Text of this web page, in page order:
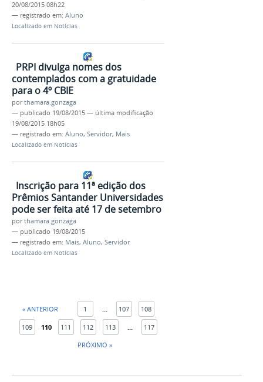
20/08/2015 08h22
— registrado em: Aluno
Localizado em Notícias
PRPI divulga nomes dos
contemplados com a gratuidade
para o 4º CBIE
porthamara.gonzaga
— publicado 19/08/2015 — última modificação
19/08/2015 18h05
— registrado em: Aluno, Servidor, Mais
Localizado em Notícias
Inscrição para 11ª edição dos
Prêmios Santander Universidades
pode ser feita até 17 de setembro
porthamara.gonzaga
— publicado 19/08/2015
— registrado em: Mais, Aluno, Servidor
Localizado em Notícias
« ANTERIOR 1 107 108
109 110 111 112 113
117
PRÓXIMO »